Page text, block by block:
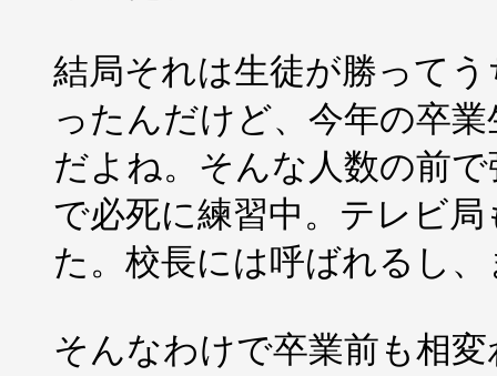
結局それは生徒が勝って
ったんだけど、今年の卒
だよね。そんな人数の前
で必死に練習中。テレビ
た。校長には呼ばれるし
そんなわけで卒業前も相